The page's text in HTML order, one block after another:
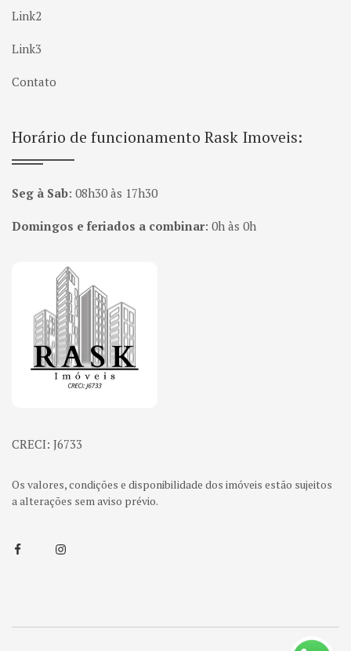
Link2
Link3
Contato
Horário de funcionamento Rask Imoveis:
Seg à Sab: 08h30 às 17h30
Domingos e feriados a combinar: 0h às 0h
Página inicial
CRECI: J6733
Os valores, condições e disponibilidade dos imóveis estão sujeitos
a alterações sem aviso prévio.
FacebookInstagram